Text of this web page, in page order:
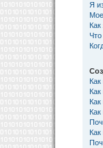
Я
Что